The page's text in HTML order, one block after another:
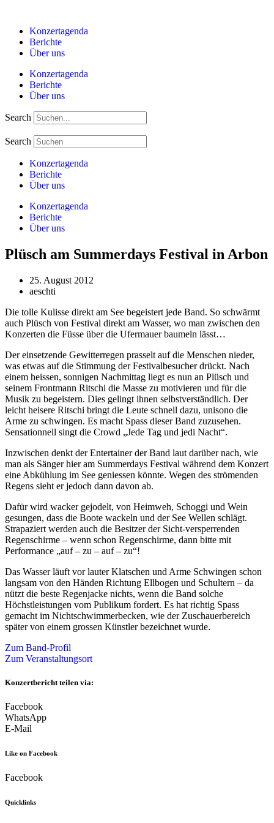
springenKonzertagenda
Berichte
Über uns
Konzertagenda
Berichte
Über uns
Search
Search
Konzertagenda
Berichte
Über uns
Konzertagenda
Berichte
Über uns
Plüsch am Summerdays Festival in Arbon
25. August 2012
aeschti
Die tolle Kulisse direkt am See begeistert jede Band. So schwärmt
auch Plüsch von Festival direkt am Wasser, wo man zwischen den
Konzerten die Füsse über die Ufermauer baumeln lässt…
Der einsetzende Gewitterregen prasselt auf die Menschen nieder,
was etwas auf die Stimmung der Festivalbesucher drückt. Nach
einem heissen, sonnigen Nachmittag liegt es nun an Plüsch und
seinem Frontmann Ritschi die Masse zu motivieren und für die
Musik zu begeistern. Dies gelingt ihnen selbstverständlich. Der
leicht heisere Ritschi bringt die Leute schnell dazu, unisono die
Arme zu schwingen. Es macht Spass dieser Band zuzusehen.
Sensationnell singt die Crowd „Jede Tag und jedi Nacht“.
Inzwischen denkt der Entertainer der Band laut darüber nach, wie
man als Sänger hier am Summerdays Festival während dem Konzert
eine Abkühlung im See geniessen könnte. Wegen des strömenden
Regens sieht er jedoch dann davon ab.
Dafür wird wacker gejodelt, von Heimweh, Schoggi und Wein
gesungen, dass die Boote wackeln und der See Wellen schlägt.
Strapaziert werden auch die Besitzer der Sicht-versperrenden
Regenschirme – wenn schon Regenschirme, dann bitte mit
Performance „auf – zu – auf – zu“!
Das Wasser läuft vor lauter Klatschen und Arme Schwingen schon
langsam von den Händen Richtung Ellbogen und Schultern – da
nützt die beste Regenjacke nichts, wenn die Band solche
Höchstleistungen vom Publikum fordert. Es hat richtig Spass
gemacht im Nichtschwimmerbecken, wie der Zuschauerbereich
später von einem grossen Künstler bezeichnet wurde.
Zum Band-Profil
Zum Veranstaltungsort
Konzertbericht teilen via:
Facebook
WhatsApp
E-Mail
Like on Facebook
Facebook
Quicklinks